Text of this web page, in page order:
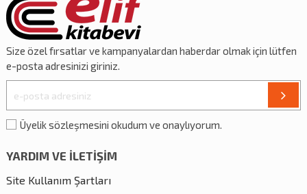
Size özelfırsatlarve kampanyalardan haberdar olmak için lütfen
e-posta adresinizi giriniz.
Üyelik sözleşmesini okudum ve onaylıyorum.
YARDIM VE İLETİŞİM
Site Kullanım Şartları